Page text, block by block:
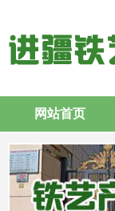
网站首页